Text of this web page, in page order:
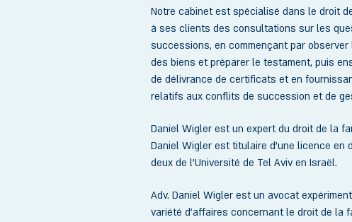
Notre cabinet est spécialisé dans le droit
à ses clients des consultations sur les
successions, en commençant par
des biens et préparer le testament, puis
de délivrance de certificats et en
relatifs aux conflits de succession et de
Daniel Wigler est un expert du droit de la
Daniel Wigler est titulaire d’une licence en
deux de l’Université de Tel Aviv en Israël.
Adv. Daniel Wigler est un avocat
variété d’affaires concernant le droit de la